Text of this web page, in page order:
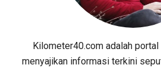
Kilometer40.com adalah
menyajikan informasi terkini